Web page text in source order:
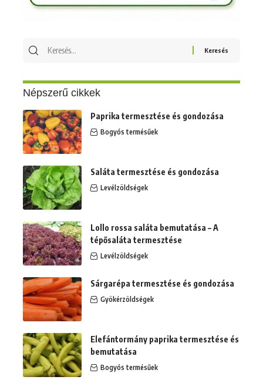
Keresés
Népszerű cikkek
Paprika termesztése és gondozása
Bogyós termésűek
Saláta termesztése és gondozása
Levélzöldségek
Lollo rossa saláta bemutatása – A
tépősaláta termesztése
Levélzöldségek
Sárgarépa termesztése és gondozása
Gyökérzöldségek
Elefántormány paprika termesztése és
bemutatása
Bogyós termésűek